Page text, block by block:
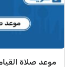
موعد صلاة القيام